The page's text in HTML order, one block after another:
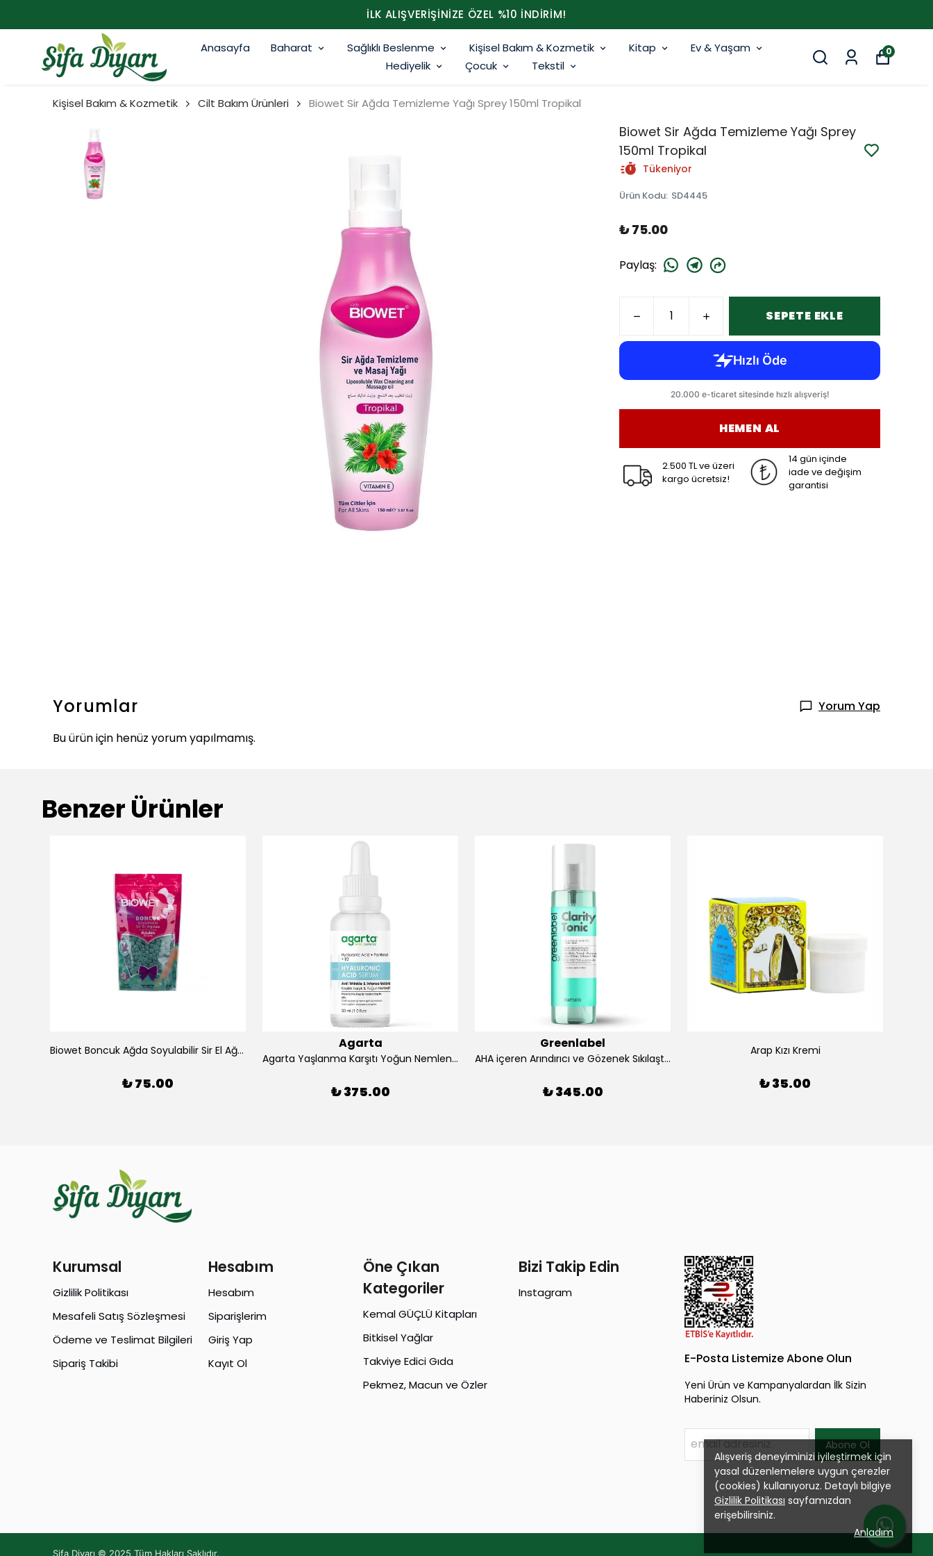
İLK ALIŞVERİŞİNİZE ÖZEL %10 İNDİRİM!
Anasayfa Baharat Sağlıklı Beslenme Kişisel Bakım & Kozmetik Kitap
Ev & Yaşam
Hediyelik
Çocuk Tekstil
0
Alışveriş deneyiminizi iyileştirmek için
yasal düzenlemelere uygun çerezler
(cookies) kullanıyoruz. Detaylı bilgiye
Gizlilik Politikası sayfamızdan
erişebilirsiniz.
Anladım
Kişisel Bakım & Kozmetik Cilt Bakım Ürünleri Biowet Sir Ağda Temizleme Yağı Sprey 150ml Tropikal
Biowet Sir Ağda Temizleme Yağı Sprey
150ml Tropikal
Tükeniyor
Ürün Kodu: SD4445
₺ 75.00
Paylaş:
SEPETE EKLE
HEMEN AL
2.500 TL ve üzeri
kargo ücretsiz!
14 gün içinde
iade ve değişim
garantisi
Yorumlar
Yorum Yap
Bu ürün için henüz yorum yapılmamış.
Benzer Ürünler
Biowet Boncuk Ağda Soyulabilir Sir El Ağdası 100gr Azulen
₺ 75.00
Agarta
Agarta Yaşlanma Karşıtı Yoğun Nemlendirici Bakım Serumu (Hyaluronic Acid+ B5)
₺ 375.00
Greenlabel
AHA içeren Arındırıcı ve Gözenek Sıkılaştırıcı Peeling Etkili Clarity Tonic 200ml Greenlabel
₺ 345.00
Arap Kızı Kremi
₺ 35.00
Kurumsal
Gizlilik Politikası
Mesafeli Satış Sözleşmesi
Ödeme ve Teslimat Bilgileri
Sipariş Takibi
Hesabım
Hesabım
Siparişlerim
Giriş Yap
Kayıt Ol
Öne Çıkan
Kategoriler
Kemal GÜÇLÜ Kitapları
Bitkisel Yağlar
Takviye Edici Gıda
Pekmez, Macun ve Özler
Bizi Takip Edin
Instagram
E-Posta Listemize Abone Olun
Yeni Ürün ve Kampanyalardan İlk Sizin
Haberiniz Olsun.
Abone Ol
Şifa Diyarı © 2025 Tüm Hakları Saklıdır.